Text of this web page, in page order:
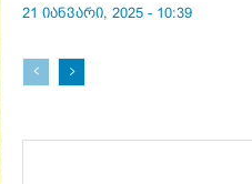
21 იანვარი, 2025 - 10:39